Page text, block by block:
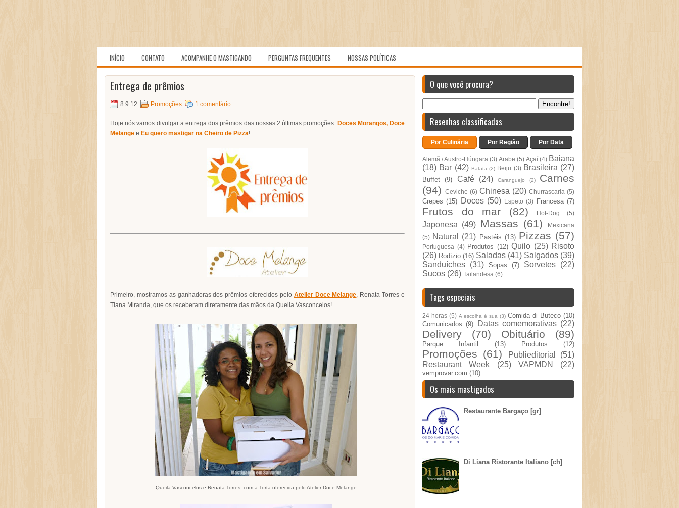
INÍCIO CONTATO ACOMPANHE O MASTIGANDO PERGUNTAS FREQUENTES NOSSAS POLÍTICAS
Entrega de prêmios
8.9.12 Promoções 1 comentário
Hoje nós vamos divulgar a entrega dos prêmios das nossas 2 últimas promoções: Doces Morangos, Doce
Melange e Eu quero mastigar na Cheiro de Pizza!
Primeiro, mostramos as ganhadoras dos prêmios oferecidos pelo Atelier Doce Melange, Renata Torres e
Tiana Miranda, que os receberam diretamente das mãos da Queila Vasconcelos!
Queila Vasconcelos e Renata Torres, com a Torta oferecida pelo Atelier Doce Melange
O que você procura?
Resenhas classificadas
Por Culinária Por Região Por Data
Alemã / Austro-Húngara (3) Arabe (5) Açaí (4) Baiana
(18) Bar (42) Batata (2) Beiju (3) Brasileira (27)
Buffet (9) Café (24) Caranguejo (2)
Carnes
(94)
Ceviche (6) Chinesa (20) Churrascaria (5)
Crepes (15) Doces (50) Espeto (3) Francesa (7)
Frutos do mar (82) Hot-Dog (5)
Japonesa (49) Massas (61)
Mexicana
(5) Natural (21) Pastéis (13) Pizzas (57)
Portuguesa (4) Produtos (12) Quilo (25) Risoto
(26) Rodízio (16) Saladas (41) Salgados (39)
Sanduíches (31) Sopas (7) Sorvetes (22)
Sucos (26) Tailandesa (6)
Tags especiais
24 horas (5) A escolha é sua (3) Comida di Buteco (10)
Comunicados (9) Datas comemorativas (22)
Delivery (70) Obituário (89)
Parque Infantil (13) Produtos (12)
Promoções (61) Publieditorial
(51)
Restaurant Week
(25) VAPMDN (22)
vemprovar.com (10)
Os mais mastigados
Restaurante Bargaço [gr]
Di Liana Ristorante Italiano [ch]